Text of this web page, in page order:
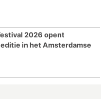
2026 opent
in het Amsterdamse